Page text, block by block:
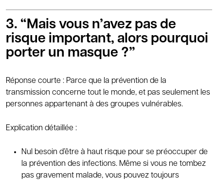
3. “Mais vous n’avez pas de
risque important, alors pourquoi
porter un masque ?”
Réponse courte : Parce que la prévention de la
transmission concerne tout le monde, et pas seulement les
personnes appartenant à des groupes vulnérables.
Explication détaillée :
Nul besoin d’être à haut risque pour se préoccuper de
la prévention des infections. Même si vous ne tombez
pas gravement malade, vous pouvez toujours